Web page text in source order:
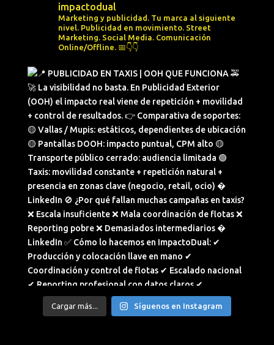
impactodual
Marketing y publicidad. Tu marca al siguiente
nivel. Publicidad en movimiento. Street
Marketing. Social Media. Comunicación
Online/Offline. 📅👇👇
Cargar más... Síguenos en Instagram